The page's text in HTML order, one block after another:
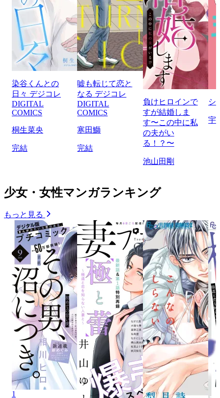
染谷くんとの
日々 デジコレ
DIGITAL
COMICS
桐生菜央
完結
嘘も転じて恋と
なる デジコレ
DIGITAL
COMICS
寒田鰤
完結
負けヒロインで
すが結婚しま
す〜この中に私
の夫がい
る！？〜
池山田剛
シ
宇
少女・女性マンガランキング
もっと見る
1